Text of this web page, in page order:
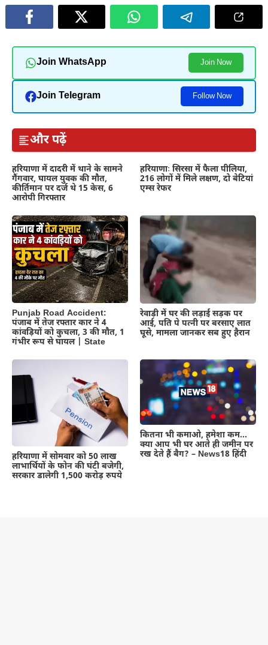
Join WhatsApp Join Now
Join Telegram Follow Now
और पढ़ें
हरियाणा में दादरी में थाने के सामने
गैंगवार, घायल युवक की मौत,
कीर्तिमान पर दर्ज थे 15 केस, 6
आरोपी गिरफ्तार
हरियाणाः सिरसा में फैला पीलिया,
216 लोगों में मिले लक्षण, दो बेटियां
एम्स रेफर
Punjab Road Accident:
पंजाब में तेज रफ्तार कार ने 4
कांवड़ियों को कुचला, 3 की मौत, 1
गंभीर रूप से घायल | State
रेवाड़ी में घर की लड़ाई सड़क पर
आई, पति पे पत्नी पर बरसाए लात
घूसे, मामला जानकर सब हुए हैरान
हरियाणा में सोमवार को 50 लाख
लाभार्थियों के फोन की घंटी बजेगी,
सरकार डालेगी 1,500 करोड़ रुपये
कितना भी कमाओ, हमेशा कम…
क्या आप भी घर आते ही जमीन पर
रख देते हैं बैग? – News18 हिंदी